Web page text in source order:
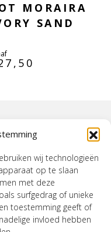
wij technologieën
op te slaan
met deze
surfgedrag of unieke
toestemming geeft of
invloed hebben
MORAIRA
SAND